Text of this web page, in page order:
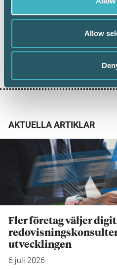
Allow
Dela:
AKTUELLA ARTIKLAR
Fler företag väljer
utvecklingen
6 juli 2026